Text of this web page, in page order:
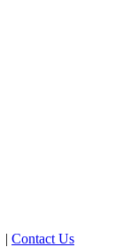
| Contact Us